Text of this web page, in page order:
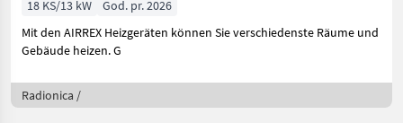
18 KS/13 kW
God. pr. 2026
Mit den AIRREX Heizgeräten können Sie verschiedenste Räume und
Gebäude heizen. G
Radionica /